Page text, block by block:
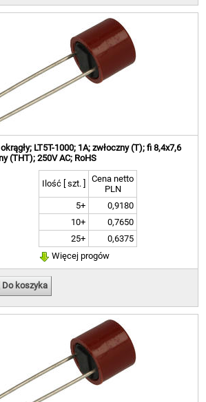
LT5T-1000; 1A; zwłoczny (T); fi 8,4x7,6
(THT); 250V AC; RoHS
Ilość [ szt. ]
Cena netto
PLN
5+
0,9180
10+
0,7650
25+
0,6375
Więcej progów
Do koszyka